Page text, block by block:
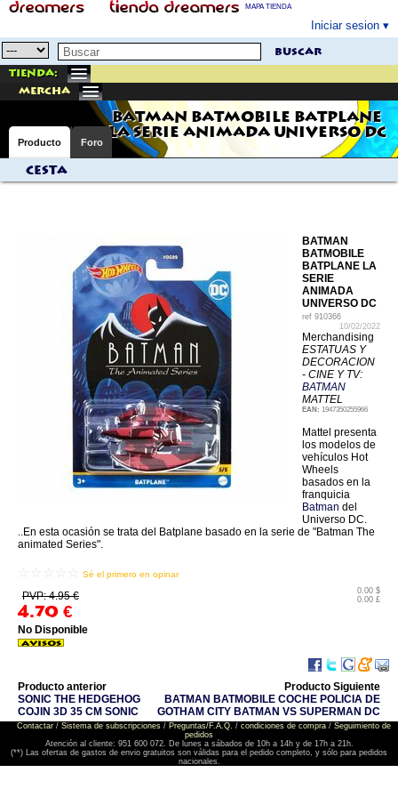
MAPA TIENDA
Iniciar sesion
buscar
Tienda:
mercha
BATMAN BATMOBILE BATPLANE
LA SERIE ANIMADA UNIVERSO DC
Producto Foro
Cesta
BATMAN
BATMOBILE
BATPLANE LA
SERIE
ANIMADA
UNIVERSO DC
ref 910366
10/02/2022
Merchandising
ESTATUAS Y
DECORACION
- CINE Y TV:
BATMAN
MATTEL
EAN: 1947350255966
Mattel presenta
los modelos de
vehículos Hot
Wheels
basados en la
franquicia
Batman del
Universo DC.
..En esta ocasión se trata del Batplane basado en la serie de "Batman The
animated Series".
Sé el primero en opinar
PVP: 4.95 €
4.70 €
0.00 $
0.00 £
No Disponible
Producto anterior
SONIC THE HEDGEHOG
COJIN 3D 35 CM SONIC
Producto Siguiente
BATMAN BATMOBILE COCHE POLICIA DE
GOTHAM CITY BATMAN VS SUPERMAN DC
Contactar/ Sistema de subscripciones/ Preguntas/F.A.Q. / condiciones de compra/ Seguimiento de
pedidos
Atención al cliente: 951 600 072. De lunes a sábados de 10h a 14h y de 17h a 21h.
(**) Las ofertas de gastos de envio gratuitos son válidas para el pedido completo, y sólo para pedidos
nacionales.